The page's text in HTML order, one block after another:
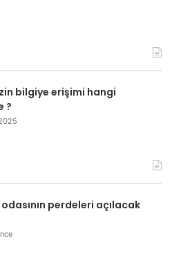
bilgiye erişimi hangi
?
perdeleri açılacak